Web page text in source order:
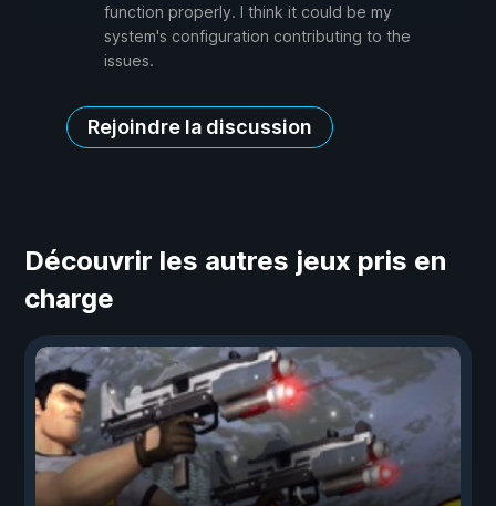
function properly. I think it could be my
system's configuration contributing to the
issues.
Rejoindre la discussion
Découvrir les autres jeux pris en
charge